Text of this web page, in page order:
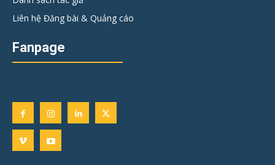
Liên hệ Đăng bài & Quảng cáo
Fanpage